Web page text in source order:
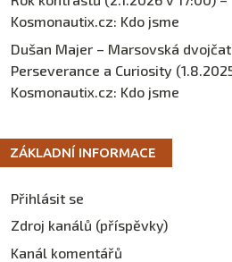
Kosmonautix.cz: Kdo jsme
Dušan Majer – Marsovská
Perseverance a Curiosity
Kosmonautix.cz: Kdo jsme
ZÁKLADNÍ INFORMACE
Přihlásit se
Zdroj kanálů (příspěvky)
Kanál komentářů